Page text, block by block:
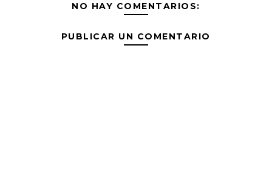
NO HAY COMENTARIOS:
PUBLICAR UN COMENTARIO